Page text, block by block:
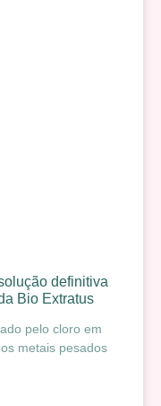
definitiva
Bio Extratus
pelo cloro em
metais pesados